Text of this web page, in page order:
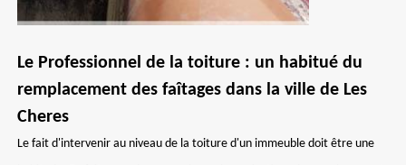
Le Professionnel de la toiture : un habitué du
remplacement des faîtages dans la ville de Les
Cheres
Le fait d'intervenir au niveau de la toiture d'un immeuble doit être une